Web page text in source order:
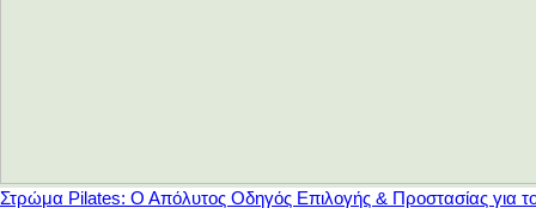
Στρώμα Pilates: Ο Απόλυτος Οδηγός Επιλογής & Προστασίας για